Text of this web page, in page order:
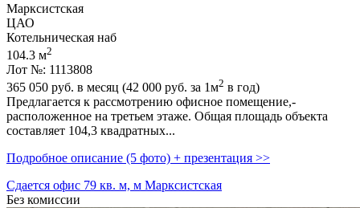
Марксистская
ЦАО
Котельническая наб
104.3 м2
Лот №: 1113808
365 050 руб. в месяц (42 000 руб. за 1м2 в год)
Предлагается к рассмотрению офисное помещение,­
расположенное на третьем этаже. Общая площадь объекта
составляет 104,­3 квадратных...
Подробное описание (5 фото) + презентация >>
Сдается офис 79 кв. м, м Марксистская
Без комиссии